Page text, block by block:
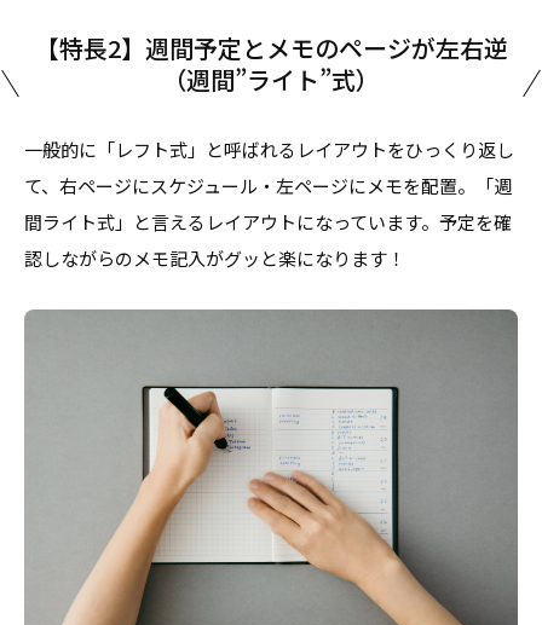
【特長2】週間予定とメモのページが左右逆
（週間”ライト”式）
一般的に「レフト式」と呼ばれるレイアウトをひっくり返し
て、右ページにスケジュール・左ページにメモを配置。「週
間ライト式」と言えるレイアウトになっています。予定を確
認しながらのメモ記入がグッと楽になります！